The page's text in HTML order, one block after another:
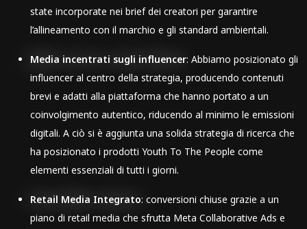
state incorporate nei brief dei creatori per garantire
l’allineamento con il marchio e gli standard ambientali.
Media incentrati sugli influencer: Abbiamo posizionato gli
influencer al centro della strategia, producendo contenuti
brevi e adatti alla piattaforma che hanno portato a un
coinvolgimento autentico, riducendo al minimo le emissioni
digitali. A ciò si è aggiunta una solida strategia di ricerca che
ha posizionato i prodotti Youth To The People come
elementi essenziali di tutti i giorni.
Retail Media Integrato: conversioni chiuse grazie a un
piano di retail media che sfrutta Meta Collaborative Ads e